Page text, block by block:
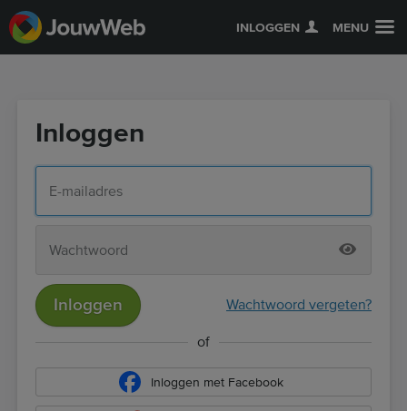
INLOGGEN MENU
Inloggen
Inloggen Wachtwoord vergeten?
of
Inloggen met Facebook